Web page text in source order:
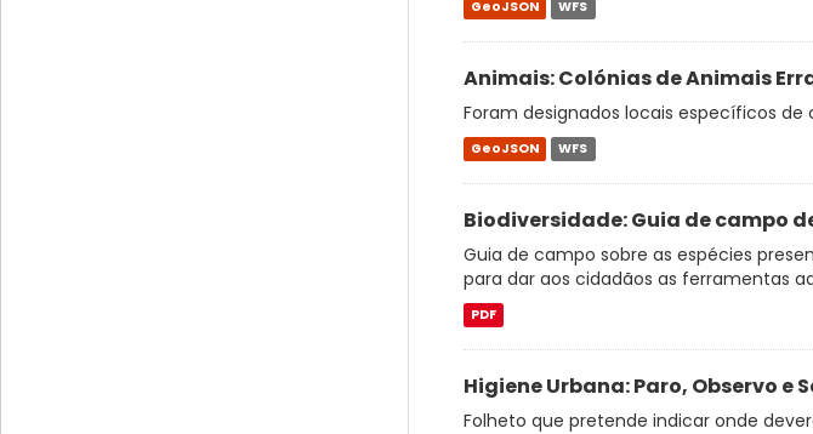
GeoJSON WFS
Animais: Colónias de Animais
Foram designados locais específicos
GeoJSON WFS
Biodiversidade: Guia de campo
Guia de campo sobre as espécies
para dar aos cidadãos as ferramentas
PDF
Higiene Urbana: Paro, Observo e
Folheto que pretende indicar onde